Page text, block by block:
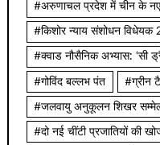
#अरुणाचल प्रदेश में चीन के नए
#किशोर न्याय संशोधन विधेयक
#क्वाड नौसैनिक अभ्यास: ‘सी
#गोविंद बल्लभ पंत #ग्रीन
#जलवायु अनुकूलन शिखर
#दो नई चींटी प्रजातियों की